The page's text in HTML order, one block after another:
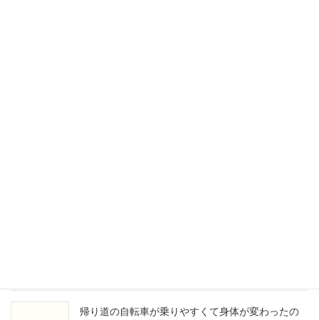
帰り道の自転車が乗りやすくて身体が変わったの